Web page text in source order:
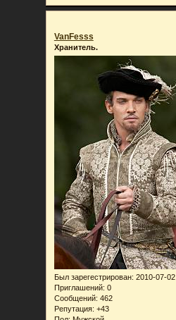
VanFesss
Хранитель.
Был зарегестрирован: 2010-07-02
Приглашений: 0
Сообщений: 462
Репутация: +43